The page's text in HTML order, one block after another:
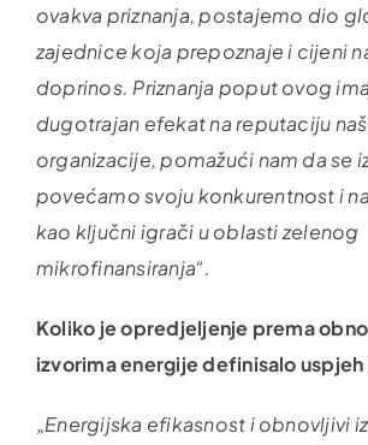
ovakva priznanja, postajemo dio
zajednice koja prepoznaje i cijeni
doprinos. Priznanja poput ovog
dugotrajan efekat na reputaciju
organizacije, pomažući nam da se
povećamo svoju konkurentnost i
kao ključni igrači u oblasti zelenog
mikrofinansiranja“.
Koliko je opredjeljenje prema
izvorima energije definisalo
„Energijska efikasnost i obnovljivi